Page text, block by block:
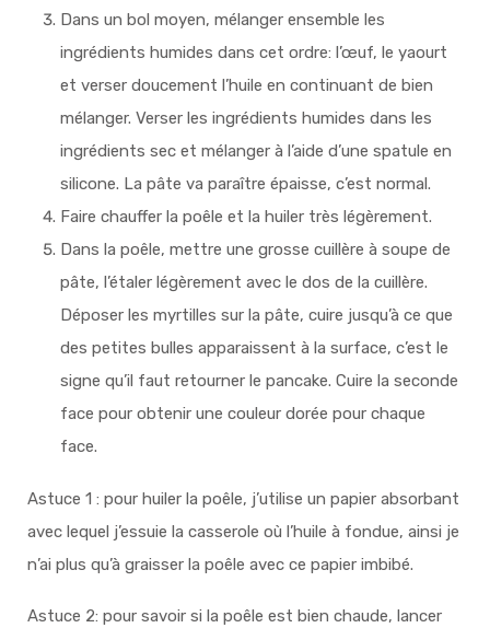
Dans un bol moyen, mélanger ensemble les
ingrédients humides dans cet ordre: l’œuf, le yaourt
et verser doucement l’huile en continuant de bien
mélanger. Verser les ingrédients humides dans les
ingrédients sec et mélanger à l’aide d’une spatule en
silicone. La pâte va paraître épaisse, c’est normal.
Faire chauffer la poêle et la huiler très légèrement.
Dans la poêle, mettre une grosse cuillère à soupe de
pâte, l’étaler légèrement avec le dos de la cuillère.
Déposer les myrtilles sur la pâte, cuire jusqu’à ce que
des petites bulles apparaissent à la surface, c’est le
signe qu’il faut retourner le pancake. Cuire la seconde
face pour obtenir une couleur dorée pour chaque
face.
Astuce 1 : pour huiler la poêle, j’utilise un papier absorbant
avec lequel j’essuie la casserole où l’huile à fondue, ainsi je
n’ai plus qu’à graisser la poêle avec ce papier imbibé.
Astuce 2: pour savoir si la poêle est bien chaude, lancer